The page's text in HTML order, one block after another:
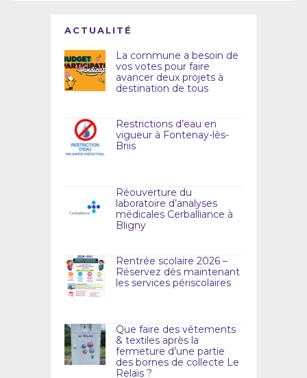
ACTUALITÉ
La commune a besoin de
vos votes pour faire
avancer deux projets à
destination de tous
Restrictions d’eau en
vigueur à Fontenay-lès-
Briis
Réouverture du
laboratoire d’analyses
médicales Cerballiance à
Bligny
Rentrée scolaire 2026 –
Réservez dès maintenant
les services périscolaires
Que faire des vêtements
& textiles après la
fermeture d’une partie
des bornes de collecte Le
Relais ?